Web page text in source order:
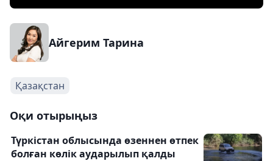
Айгерим Тарина
Қазақстан
Оқи отырыңыз
Түркістан облысында өзеннен өтпек
болған көлік аударылып қалды